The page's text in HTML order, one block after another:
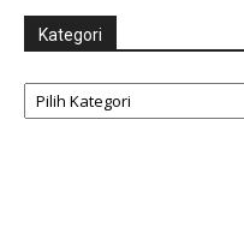
Kategori
Kategori